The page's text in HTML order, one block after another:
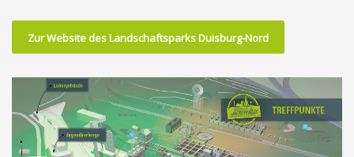
Zur Website des Landschaftsparks Duisburg-Nord